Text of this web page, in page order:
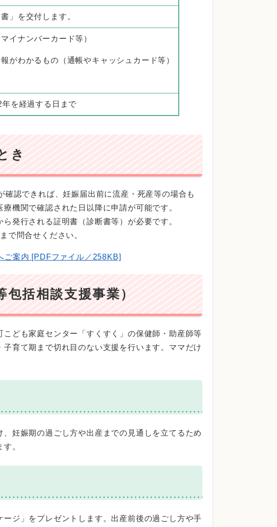
」を交付します。
イナンバーカード等）
がわかるもの（通帳やキャッシュカード等）
を経過する日まで
き
認できれば、妊娠届出前に流産・死産等の場合も
機関で確認された日以降に申請が可能です。
発行される証明書（診断書等）が必要です。
で問合せください。
ご案内 [PDFファイル／258KB]
括相談支援事業）
ども家庭センター「すくすく」の保健師・助産師等
育て期まで切れ目のない支援を行います。ママだけ
妊娠期の過ごし方や出産までの見通しを立てるため
。
ジ」をプレゼントします。出産前後の過ごし方や手